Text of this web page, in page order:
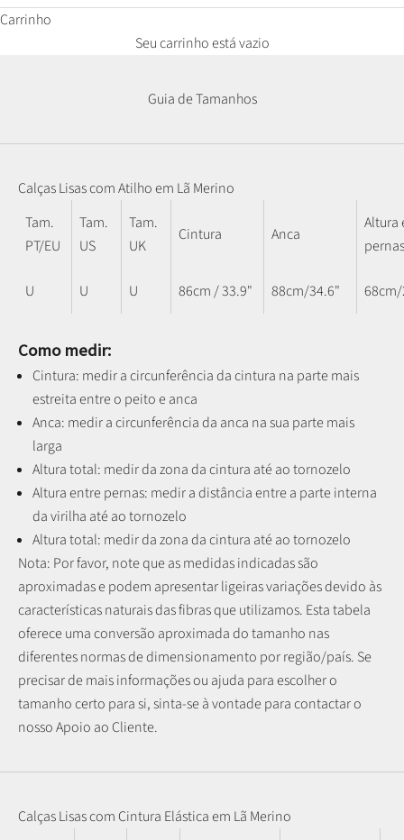
Carrinho
Seu carrinho está vazio
Guia de Tamanhos
Calças Lisas com Atilho em Lã Merino
Tam.
PT/EU
Tam.
US
Tam.
UK
Cintura Anca
Altura
pernas
U U U 86cm / 33.9" 88cm/34.6"
Como medir:
Cintura: medir a circunferência da cintura na parte mais
estreita entre o peito e anca
Anca: medir a circunferência da anca na sua parte mais
larga
Altura total: medir da zona da cintura até ao tornozelo
Altura entre pernas: medir a distância entre a parte interna
da virilha até ao tornozelo
Altura total: medir da zona da cintura até ao tornozelo
Nota: Por favor, note que as medidas indicadas são
aproximadas e podem apresentar ligeiras variações devido às
características naturais das fibras que utilizamos. Esta tabela
oferece uma conversão aproximada do tamanho nas
diferentes normas de dimensionamento por região/país. Se
precisar de mais informações ou ajuda para escolher o
tamanho certo para si, sinta-se à vontade para contactar o
nosso Apoio ao Cliente.
Calças Lisas com Cintura Elástica em Lã Merino